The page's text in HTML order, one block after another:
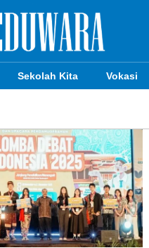
Sekolah Kita Vokasi